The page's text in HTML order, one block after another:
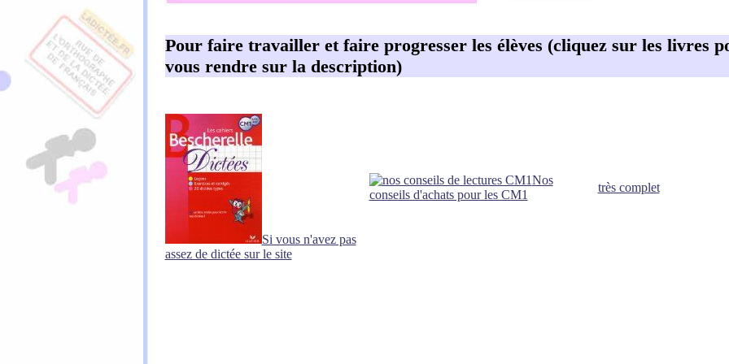
Pour faire travailler et faire progresser les élèves (cliquez sur les livres
vous rendre sur la description)
Si vous n'avez pas
assez de dictée sur le site
Nos
conseils d'achats pour les CM1
très complet